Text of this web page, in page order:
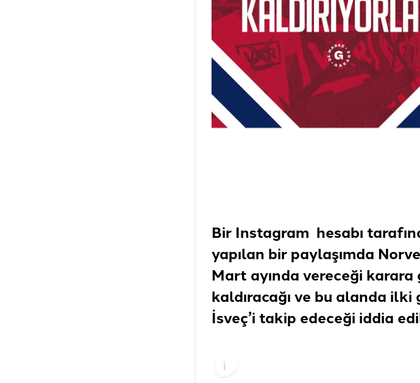
Bir Instagram hesabı
yapılan bir paylaşımda
Mart ayında vereceği karara
kaldıracağı ve bu alanda
İsveç’i takip edeceği iddia